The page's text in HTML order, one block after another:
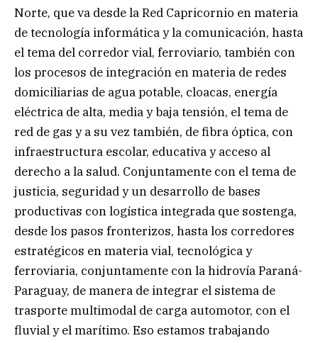
Norte, que va desde la Red Capricornio en materia
de tecnología informática y la comunicación, hasta
el tema del corredor vial, ferroviario, también con
los procesos de integración en materia de redes
domiciliarias de agua potable, cloacas, energía
eléctrica de alta, media y baja tensión, el tema de
red de gas y a su vez también, de fibra óptica, con
infraestructura escolar, educativa y acceso al
derecho a la salud. Conjuntamente con el tema de
justicia, seguridad y un desarrollo de bases
productivas con logística integrada que sostenga,
desde los pasos fronterizos, hasta los corredores
estratégicos en materia vial, tecnológica y
ferroviaria, conjuntamente con la hidrovía Paraná-
Paraguay, de manera de integrar el sistema de
trasporte multimodal de carga automotor, con el
fluvial y el marítimo. Eso estamos trabajando